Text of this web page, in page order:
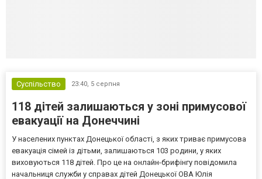
Суспільство 23:40, 5 серпня
118 дітей залишаються у зоні примусової
евакуації на Донеччині
У населених пунктах Донецької області, з яких триває примусова
евакуація сімей із дітьми, залишаються 103 родини, у яких
виховуються 118 дітей. Про це на онлайн-брифінгу повідомила
начальниця служби у справах дітей Донецької ОВА Юлія